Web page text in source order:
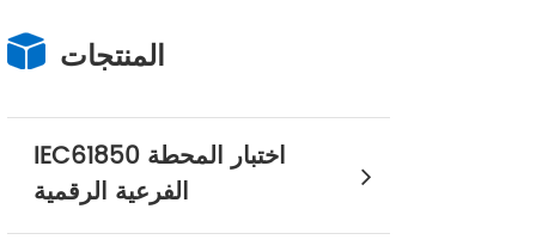
المنتجات
IEC61850 اختبار المحطة
الفرعية الرقمية